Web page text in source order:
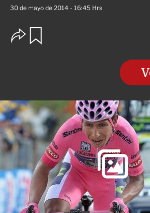
30 de mayo de 2014 - 16:45 Hrs
O
p
s
d
e
c
o
a
r
t
i
r